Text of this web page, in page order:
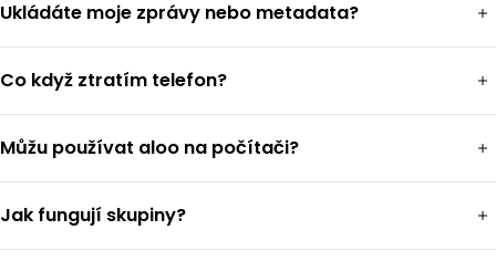
Ukládáte moje zprávy nebo metadata?
Co když ztratím telefon?
Můžu používat aloo na počítači?
Jak fungují skupiny?